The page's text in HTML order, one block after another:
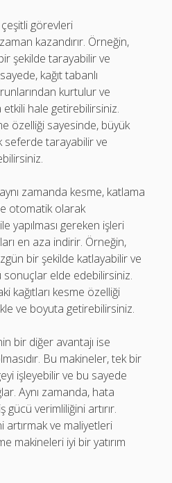
çeşitli görevleri
kazandırır. Örneğin,
şekilde tarayabilir ve
kağıt tabanlı
kurtulur ve
hale getirebilirsiniz.
özelliği sayesinde, büyük
seferde tarayabilir ve
zamanda kesme, katlama
otomatik olarak
yapılması gereken işleri
en aza indirir. Örneğin,
bir şekilde katlayabilir ve
elde edebilirsiniz.
kağıtları kesme özelliği
ve boyuta getirebilirsiniz.
bir diğer avantajı ise
Bu makineler, tek bir
işleyebilir ve bu sayede
Aynı zamanda, hata
gücü verimliliğini artırır.
artırmak ve maliyetleri
makineleri iyi bir yatırım